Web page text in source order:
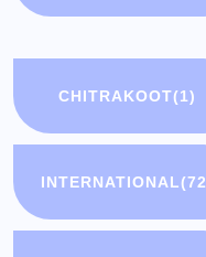
CHITRAKOOT(1)
INTERNATIONAL